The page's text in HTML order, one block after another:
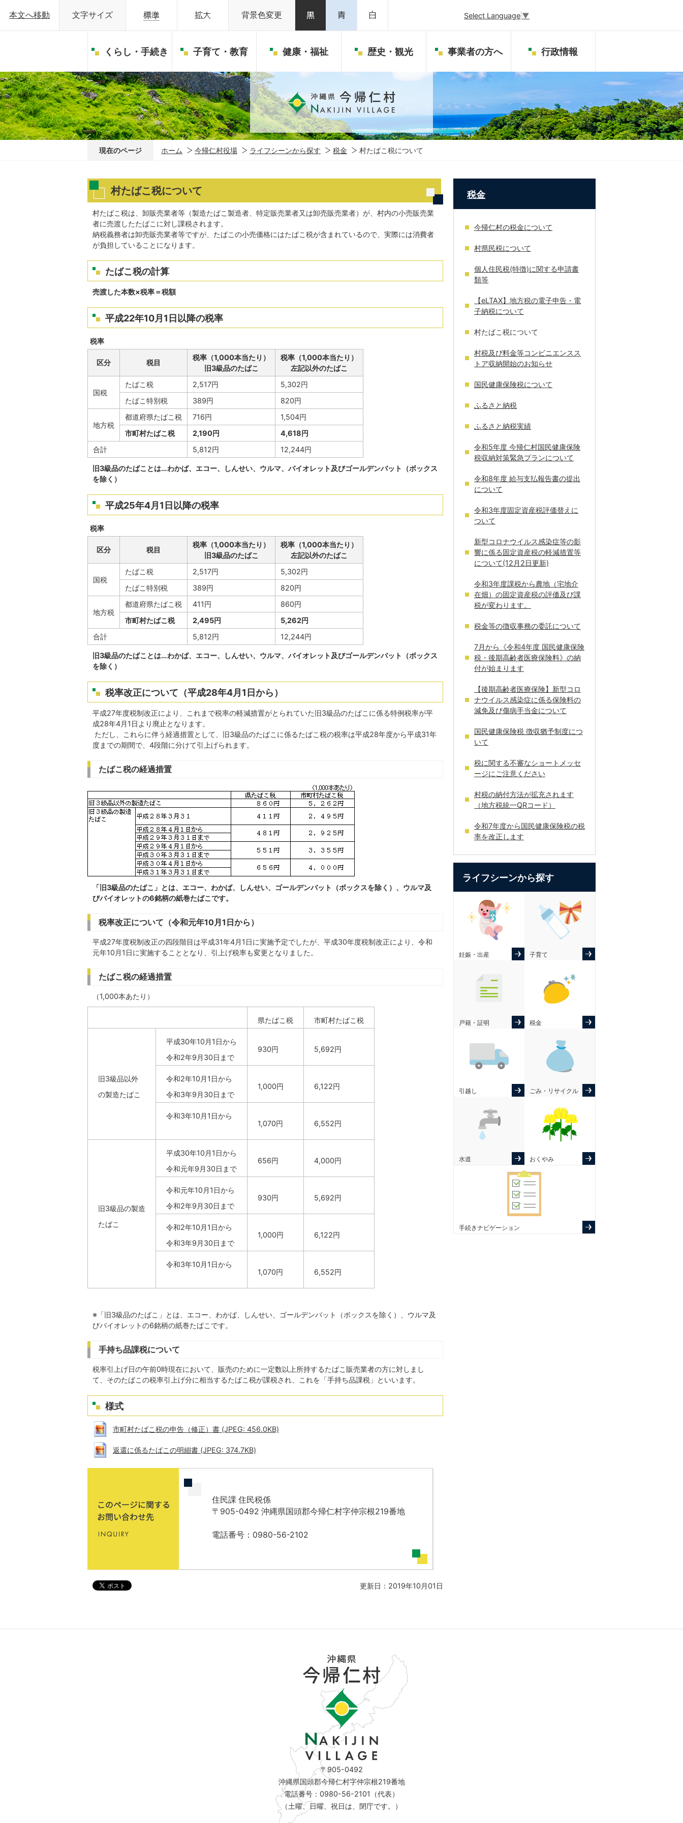
本文へ移動 文字サイズ 背景色変更 Select Language ▼
くらし・手続き 子育て・教育 健康・福祉 歴史・観光 事業者の方へ 行政情報
現在のページ ホーム 今帰仁村役場 ライフシーンから探す 税金 村たばこ税について
村たばこ税について
村たばこ税は、卸販売業者等（製造たばこ製造者、特定販売業者又は卸売販売業者）が、村内の小売販売業
者に売渡したたばこに対し課税されます。
納税義務者は卸売販売業者等ですが、たばこの小売価格にはたばこ税が含まれているので、実際には消費者
が負担していることになります。
たばこ税の計算
売渡した本数×税率＝税額
平成22年10月1日以降の税率
税率
区分 税目
税率（1,000本当たり）
旧3級品のたばこ
税率（1,000本当たり）
左記以外のたばこ
国税
たばこ税 2,517円
5,302円
たばこ特別税
389円 820円
地方税
都道府県たばこ税 716円
1,504円
市町村たばこ税
2,190円
4,618円
合計
5,812円 12,244円
旧3級品のたばことは…わかば、エコー、しんせい、ウルマ、バイオレット及びゴールデンバット（ボックス
を除く）
平成25年4月1日以降の税率
税率
区分 税目
税率（1,000本当たり）
旧3級品のたばこ
税率（1,000本当たり）
左記以外のたばこ
国税
たばこ税 2,517円
5,302円
たばこ特別税
389円 820円
地方税
都道府県たばこ税 411円
860円
市町村たばこ税
2,495円
5,262円
合計
5,812円 12,244円
旧3級品のたばことは…わかば、エコー、しんせい、ウルマ、バイオレット及びゴールデンバット（ボックス
を除く）
税率改正について（平成28年4月1日から）
平成27年度税制改正により、これまで税率の軽減措置がとられていた旧3級品のたばこに係る特例税率が平
成28年4月1日より廃止となります。
ただし、これらに伴う経過措置として、旧3級品のたばこに係るたばこ税の税率は平成28年度から平成31年
度までの期間で、4段階に分けて引上げられます。
たばこ税の経過措置
「旧3級品のたばこ」とは、エコー、わかば、しんせい、ゴールデンバット（ボックスを除く）、ウルマ及
びバイオレットの6銘柄の紙巻たばこです。
税率改正について（令和元年10月1日から）
平成27年度税制改正の四段階目は平成31年4月1日に実施予定でしたが、平成30年度税制改正により、令和
元年10月1日に実施することとなり、引上げ税率も変更となりました。
たばこ税の経過措置
（1,000本あたり）
県たばこ税 市町村たばこ税
旧3級品以外
の製造たばこ
平成30年10月1日から
令和2年9月30日まで
930円 5,692円
令和2年10月1日から
令和3年9月30日まで
1,000円 6,122円
令和3年10月1日から
1,070円
6,552円
旧3級品の製造
たばこ
平成30年10月1日から
令和元年9月30日まで
656円 4,000円
令和元年10月1日から
令和2年9月30日まで
930円 5,692円
令和2年10月1日から
令和3年9月30日まで
1,000円 6,122円
令和3年10月1日から
1,070円
6,552円
※「旧3級品のたばこ」とは、エコー、わかば、しんせい、ゴールデンバット（ボックスを除く）、ウルマ及
びバイオレットの6銘柄の紙巻たばこです。
手持ち品課税について
税率引上げ日の午前0時現在において、販売のために一定数以上所持するたばこ販売業者の方に対しまし
て、そのたばこの税率引上げ分に相当するたばこ税が課税され、これを「手持ち品課税」といいます。
様式
市町村たばこ税の申告（修正）書 (JPEG: 456.0KB)
返還に係るたばこの明細書 (JPEG: 374.7KB)
住民課 住民税係
〒905-0492 沖縄県国頭郡今帰仁村字仲宗根219番地
電話番号：0980-56-2102
更新日：2019年10月01日
税金
今帰仁村の税金について
村県民税について
個人住民税(特徴)に関する申請書
類等
【eLTAX】地方税の電子申告・電
子納税について
村たばこ税について
村税及び料金等コンビニエンスス
トア収納開始のお知らせ
国民健康保険税について
ふるさと納税
ふるさと納税実績
令和5年度 今帰仁村国民健康保険
税収納対策緊急プランについて
令和8年度 給与支払報告書の提出
について
令和3年度固定資産税評価替えに
ついて
新型コロナウイルス感染症等の影
響に係る固定資産税の軽減措置等
について(12月2日更新)
令和3年度課税から農地（宅地介
在畑）の固定資産税の評価及び課
税が変わります。
税金等の徴収事務の委託について
7月から《令和4年度 国民健康保険
税・後期高齢者医療保険料》の納
付が始まります
【後期高齢者医療保険】新型コロ
ナウイルス感染症に係る保険料の
減免及び傷病手当金について
国民健康保険税 徴収猶予制度につ
いて
税に関する不審なショートメッセ
ージにご注意ください
村税の納付方法が拡充されます
（地方税統一QRコード）
令和7年度から国民健康保険税の税
率を改正します
ライフシーンから探す
妊娠・出産 子育て
戸籍・証明 税金
引越し ごみ・リサイクル
水道 おくやみ
手続きナビゲーション
〒905-0492
沖縄県国頭郡今帰仁村字仲宗根219番地
電話番号：0980-56-2101（代表）
（土曜、日曜、祝日は、閉庁です。）